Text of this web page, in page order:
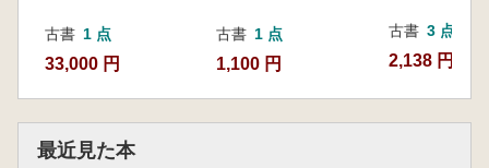
古書 1 点
33,000 円
古書 1 点
1,100 円
古書 3 点
2,138 円~
最近見た本